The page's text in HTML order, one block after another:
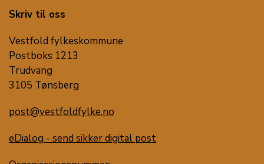
Skriv til oss
Vestfold fylkeskommune
Postboks 1213
Trudvang
3105 Tønsberg
post@vestfoldfylke.no
eDialog - send sikker digital post